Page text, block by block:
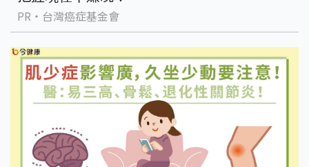
PR・台灣癌症基金會